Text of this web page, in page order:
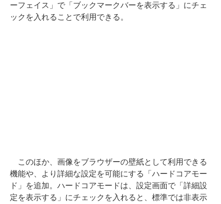
ーフェイス」で「ブックマークバーを表示する」にチェ
ックを入れることで利用できる。
このほか、画像をブラウザーの壁紙として利用できる
機能や、より詳細な設定を可能にする「ハードコアモー
ド」を追加。ハードコアモードは、設定画面で「詳細設
定を表示する」にチェックを入れると、標準では非表示